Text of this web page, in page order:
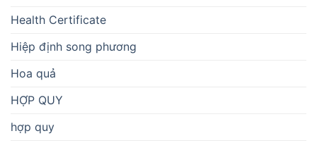
Health Certificate
Hiệp định song phương
Hoa quả
HỢP QUY
hợp quy